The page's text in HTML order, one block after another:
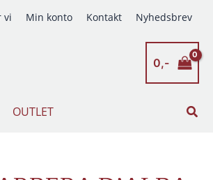
vi Min konto Kontakt Nyhedsbrev
0,-
OUTLET Søg